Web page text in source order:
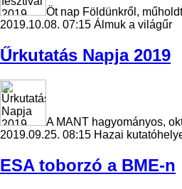
Öt nap Földünkről,
2019.10.08. 07:15 Álmuk a világűr
Űrkutatás Napja 2019
A MANT hagyományos,
2019.09.25. 08:15 Hazai
ESA toborzó a BME-n